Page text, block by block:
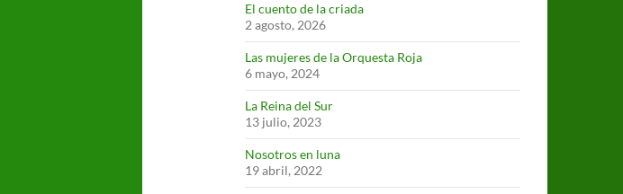
El cuento de la criada
2 agosto, 2026
Las mujeres de la Orquesta Roja
6 mayo, 2024
La Reina del Sur
13 julio, 2023
Nosotros en luna
19 abril, 2022